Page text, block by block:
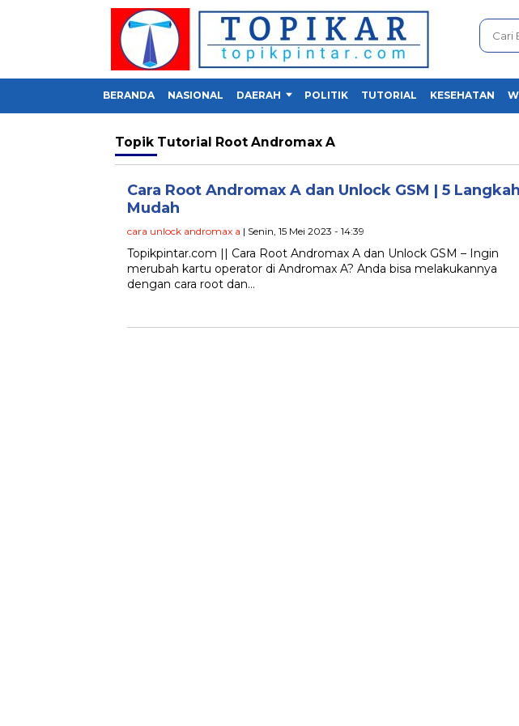
BERANDA NASIONAL DAERAH POLITIK TUTORIAL KESEHATAN
Topik Tutorial Root Andromax A
Cara Root Andromax A dan Unlock GSM | 5 Langkah
Mudah
cara unlock andromax a | Senin, 15 Mei 2023 - 14:39
Topikpintar.com || Cara Root Andromax A dan Unlock GSM – Ingin
merubah kartu operator di Andromax A? Anda bisa melakukannya
dengan cara root dan…